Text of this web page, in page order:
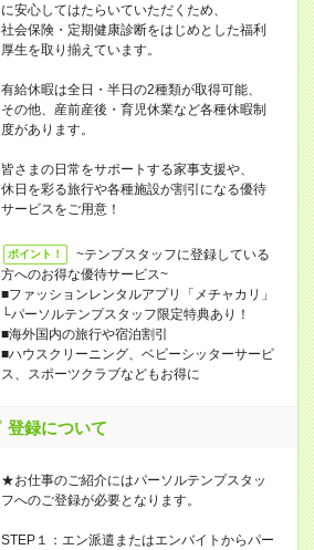
に安心してはたらいていただくため、
社会保険・定期健康診断をはじめとした福利
厚生を取り揃えています。
有給休暇は全日・半日の2種類が取得可能、
その他、産前産後・育児休業など各種休暇制
度があります。
皆さまの日常をサポートする家事支援や、
休日を彩る旅行や各種施設が割引になる優待
サービスをご用意！
ポイント！
~テンプスタッフに登録している
方へのお得な優待サービス~
■ファッションレンタルアプリ「メチャカリ」
└パーソルテンプスタッフ限定特典あり！
■海外国内の旅行や宿泊割引
■ハウスクリーニング、ベビーシッターサービ
ス、スポーツクラブなどもお得に
登録について
★お仕事のご紹介にはパーソルテンプスタッ
フへのご登録が必要となります。
STEP１：エン派遣またはエンバイトからパー